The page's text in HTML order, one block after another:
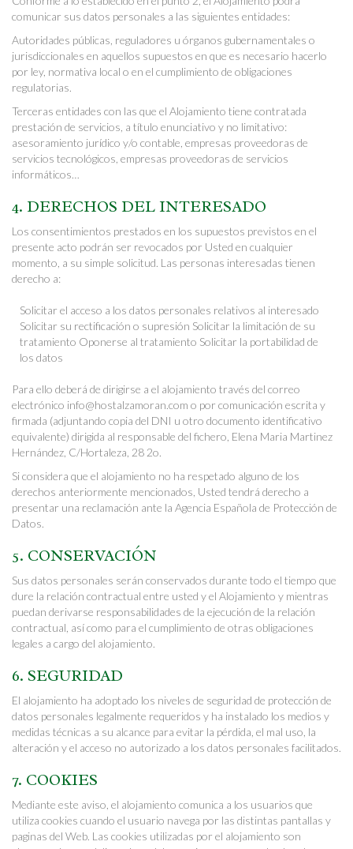
comunicar sus datos personales a las siguientes entidades:
Autoridades públicas, reguladores u órganos gubernamentales o
jurisdiccionales en aquellos supuestos en que es necesario hacerlo
por ley, normativa local o en el cumplimiento de obligaciones
regulatorias.
Terceras entidades con las que el Alojamiento tiene contratada
prestación de servicios, a título enunciativo y no limitativo:
asesoramiento jurídico y/o contable, empresas proveedoras de
servicios tecnológicos, empresas proveedoras de servicios
informáticos…
4. DERECHOS DEL INTERESADO
Los consentimientos prestados en los supuestos previstos en el
presente acto podrán ser revocados por Usted en cualquier
momento, a su simple solicitud. Las personas interesadas tienen
derecho a:
Solicitar el acceso a los datos personales relativos al interesado
Solicitar su rectificación o supresión Solicitar la limitación de su
tratamiento Oponerse al tratamiento Solicitar la portabilidad de
los datos
Para ello deberá de dirigirse a el alojamiento través del correo
electrónico info@hostalzamoran.com o por comunicación escrita y
firmada (adjuntando copia del DNI u otro documento identificativo
equivalente) dirigida al responsable del fichero, Elena Maria Martinez
Hernández, C/Hortaleza, 28 2o.
Si considera que el alojamiento no ha respetado alguno de los
derechos anteriormente mencionados, Usted tendrá derecho a
presentar una reclamación ante la Agencia Española de Protección de
Datos.
5. CONSERVACIÓN
Sus datos personales serán conservados durante todo el tiempo que
dure la relación contractual entre usted y el Alojamiento y mientras
puedan derivarse responsabilidades de la ejecución de la relación
contractual, así como para el cumplimiento de otras obligaciones
legales a cargo del alojamiento.
6. SEGURIDAD
El alojamiento ha adoptado los niveles de seguridad de protección de
datos personales legalmente requeridos y ha instalado los medios y
medidas técnicas a su alcance para evitar la pérdida, el mal uso, la
alteración y el acceso no autorizado a los datos personales facilitados.
7. COOKIES
Mediante este aviso, el alojamiento comunica a los usuarios que
utiliza cookies cuando el usuario navega por las distintas pantallas y
paginas del Web. Las cookies utilizadas por el alojamiento son